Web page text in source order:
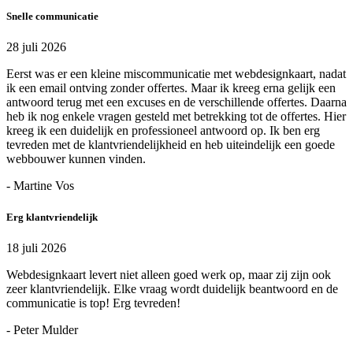
Snelle communicatie
28 juli 2026
Eerst was er een kleine miscommunicatie met webdesignkaart, nadat
ik een email ontving zonder offertes. Maar ik kreeg erna gelijk een
antwoord terug met een excuses en de verschillende offertes. Daarna
heb ik nog enkele vragen gesteld met betrekking tot de offertes. Hier
kreeg ik een duidelijk en professioneel antwoord op. Ik ben erg
tevreden met de klantvriendelijkheid en heb uiteindelijk een goede
webbouwer kunnen vinden.
- Martine Vos
Erg klantvriendelijk
18 juli 2026
Webdesignkaart levert niet alleen goed werk op, maar zij zijn ook
zeer klantvriendelijk. Elke vraag wordt duidelijk beantwoord en de
communicatie is top! Erg tevreden!
- Peter Mulder